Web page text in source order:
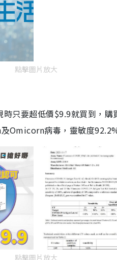
點擊圖片放大
只要超低價$9.9就買到，購
Omicorn病毒，靈敏度
點擊圖片放大